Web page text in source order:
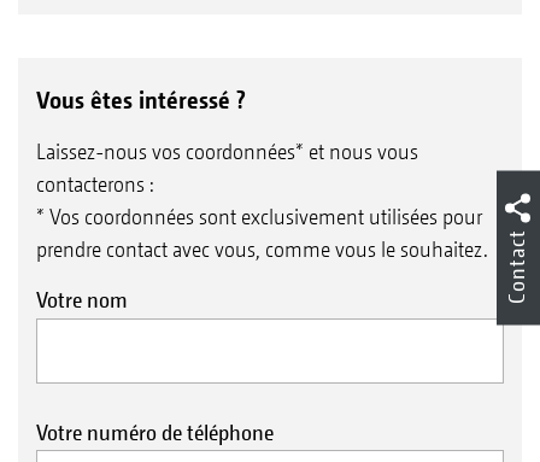
Vous êtes intéressé ?
Laissez-nous vos coordonnées* et nous vous
contacterons :
* Vos coordonnées sont exclusivement utilisées pour
prendre contact avec vous, comme vous le souhaitez.
Votre nom
Votre numéro de téléphone
Contact